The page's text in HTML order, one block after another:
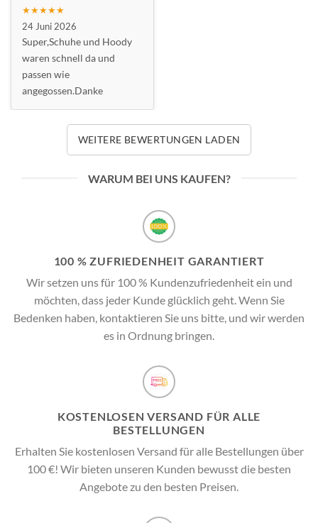
★★★★★
24 Juni 2026
Super,Schuhe und Hoody
waren schnell da und
passen wie
angegossen.Danke
WEITERE BEWERTUNGEN LADEN
WARUM BEI UNS KAUFEN?
100 % ZUFRIEDENHEIT GARANTIERT
Wir setzen uns für 100 % Kundenzufriedenheit ein und
möchten, dass jeder Kunde glücklich geht. Wenn Sie
Bedenken haben, kontaktieren Sie uns bitte, und wir werden
es in Ordnung bringen.
KOSTENLOSEN VERSAND FÜR ALLE
BESTELLUNGEN
Erhalten Sie kostenlosen Versand für alle Bestellungen über
100 €! Wir bieten unseren Kunden bewusst die besten
Angebote zu den besten Preisen.